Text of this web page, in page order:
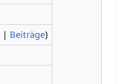
| Beiträge)